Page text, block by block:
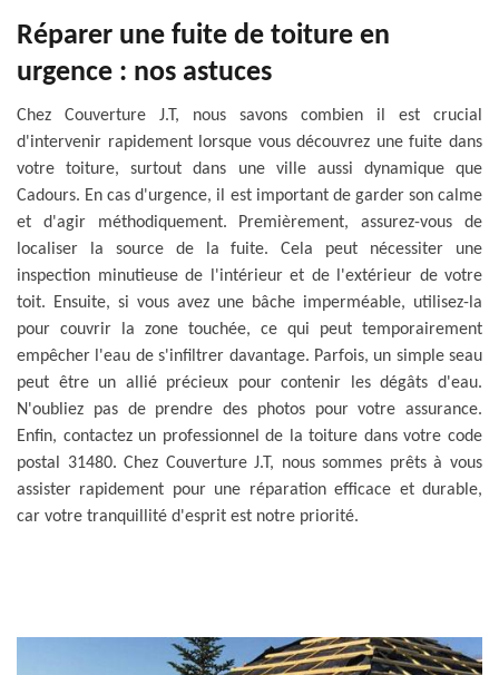
Réparer une fuite de toiture en
urgence : nos astuces
Chez Couverture J.T, nous savons combien il est crucial
d'intervenir rapidement lorsque vous découvrez une fuite dans
votre toiture, surtout dans une ville aussi dynamique que
Cadours. En cas d'urgence, il est important de garder son calme
et d'agir méthodiquement. Premièrement, assurez-vous de
localiser la source de la fuite. Cela peut nécessiter une
inspection minutieuse de l'intérieur et de l'extérieur de votre
toit. Ensuite, si vous avez une bâche imperméable, utilisez-la
pour couvrir la zone touchée, ce qui peut temporairement
empêcher l'eau de s'infiltrer davantage. Parfois, un simple seau
peut être un allié précieux pour contenir les dégâts d'eau.
N'oubliez pas de prendre des photos pour votre assurance.
Enfin, contactez un professionnel de la toiture dans votre code
postal 31480. Chez Couverture J.T, nous sommes prêts à vous
assister rapidement pour une réparation efficace et durable,
car votre tranquillité d'esprit est notre priorité.